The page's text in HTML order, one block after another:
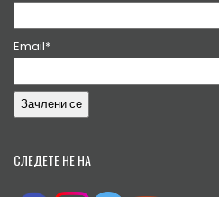
Email*
СЛЕДЕТЕ НЕ НА